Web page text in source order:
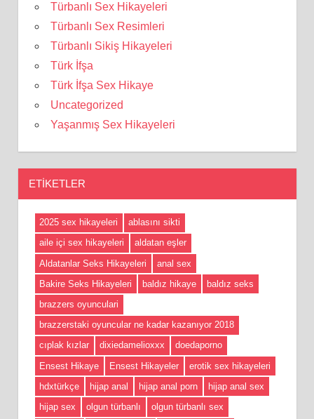
Türbanlı Sex Hikayeleri
Türbanlı Sex Resimleri
Türbanlı Sikiş Hikayeleri
Türk İfşa
Türk İfşa Sex Hikaye
Uncategorized
Yaşanmış Sex Hikayeleri
ETIKETLER
2025 sex hikayeleri
ablasını sikti
aile içi sex hikayeleri
aldatan eşler
Aldatanlar Seks Hikayeleri
anal sex
Bakire Seks Hikayeleri
baldız hikaye
baldız seks
brazzers oyunculari
brazzerstaki oyuncular ne kadar kazanıyor 2018
cıplak kızlar
dixiedamelioxxx
doedaporno
Ensest Hikaye
Ensest Hikayeler
erotik sex hikayeleri
hdxtürkçe
hijap anal hijap anal porn
hijap anal sex
hijap sex
olgun türbanlı olgun türbanlı sex